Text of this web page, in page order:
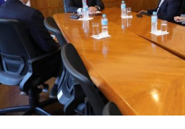
por parte de criminales que
económicas.
Próximos pasos
De prosperar la acusación, el
enfrentar una pena de12 a 30
Según manifestaciones de los
evitar la denuncia penal
Oficina de Mediación del Poder
se citara a Garrido para buscar
Durante la audiencia convocada,
personalmente, sino que fue